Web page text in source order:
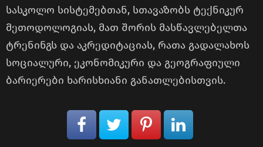
სასკოლო სისტემებთან, სთავაზობს ტექნიკურ
მეთოდოლოგიას, მათ შორის მასწავლებელთა
ტრენინგს და აკრედიტაციას, რათა გადალახოს
სოციალური, ეკონომიკური და გეოგრაფიული
ბარიერები ხარისხიანი განათლებისთვის.